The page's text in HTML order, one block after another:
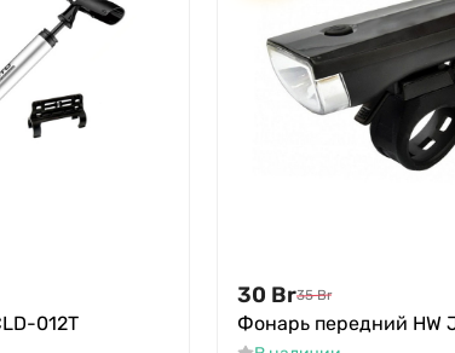
012T
30 Br35 Br
Фонарь передний HW